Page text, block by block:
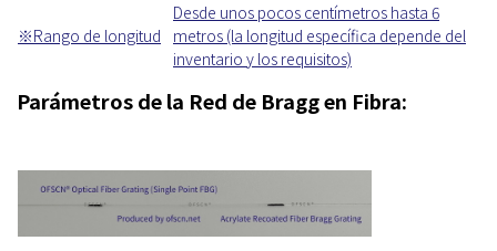
※Rango de longitud
Desde unos pocos centímetros hasta 6
metros (la longitud específica depende del
inventario y los requisitos)
Parámetros de la Red de Bragg en Fibra: